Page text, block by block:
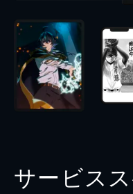
サービス